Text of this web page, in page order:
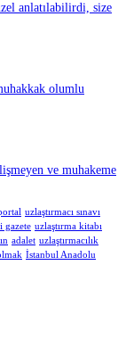
anlatılabilirdi, size
olumlu
ve muhakeme
uzlaştırmacı sınavı
gazete uzlaştırma kitabı
adalet uzlaştırmacılık
İstanbul Anadolu